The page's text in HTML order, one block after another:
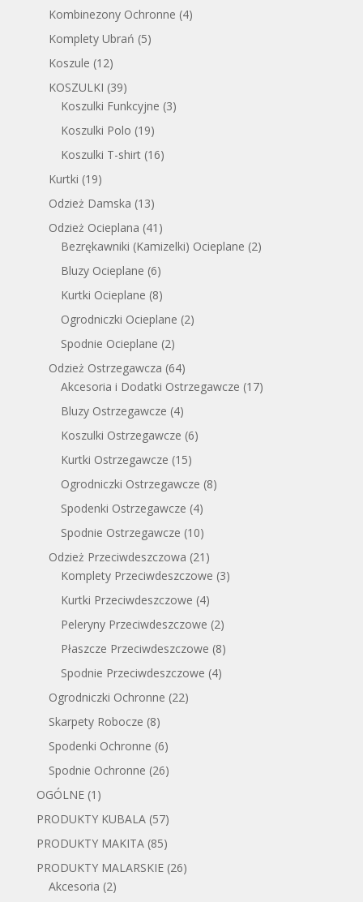
Kombinezony Ochronne (4)
Komplety Ubrań (5)
Koszule (12)
KOSZULKI (39)
Koszulki Funkcyjne (3)
Koszulki Polo (19)
Koszulki T-shirt (16)
Kurtki (19)
Odzież Damska (13)
Odzież Ocieplana (41)
Bezrękawniki (Kamizelki) Ocieplane (2)
Bluzy Ocieplane (6)
Kurtki Ocieplane (8)
Ogrodniczki Ocieplane (2)
Spodnie Ocieplane (2)
Odzież Ostrzegawcza (64)
Akcesoria i Dodatki Ostrzegawcze (17)
Bluzy Ostrzegawcze (4)
Koszulki Ostrzegawcze (6)
Kurtki Ostrzegawcze (15)
Ogrodniczki Ostrzegawcze (8)
Spodenki Ostrzegawcze (4)
Spodnie Ostrzegawcze (10)
Odzież Przeciwdeszczowa (21)
Komplety Przeciwdeszczowe (3)
Kurtki Przeciwdeszczowe (4)
Peleryny Przeciwdeszczowe (2)
Płaszcze Przeciwdeszczowe (8)
Spodnie Przeciwdeszczowe (4)
Ogrodniczki Ochronne (22)
Skarpety Robocze (8)
Spodenki Ochronne (6)
Spodnie Ochronne (26)
OGÓLNE (1)
PRODUKTY KUBALA (57)
PRODUKTY MAKITA (85)
PRODUKTY MALARSKIE (26)
Akcesoria (2)